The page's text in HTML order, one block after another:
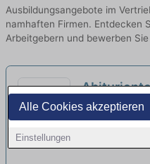
Alle Cookies akzeptieren
Einstellungen
Ausbildungsangebote im
namhaften Firmen. Entdecken
Arbeitgebern und bewerben
+
Deine